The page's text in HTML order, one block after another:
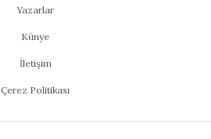
Yazarlar
Künye
İletişim
Çerez Politikası